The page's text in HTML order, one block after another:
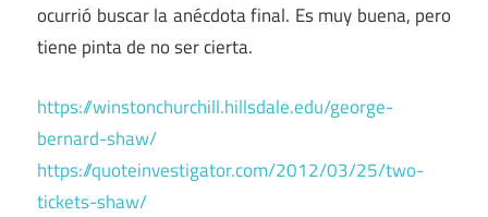
ocurrió buscar la anécdota final. Es muy buena, pero
tiene pinta de no ser cierta.
https://winstonchurchill.hillsdale.edu/george-
bernard-shaw/
https://quoteinvestigator.com/2012/03/25/two-
tickets-shaw/